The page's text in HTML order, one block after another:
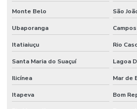
Monte Belo São
Ubaporanga
Itatiaiuçu Rio
Santa Maria do Suaçuí Lagoa
Ilicínea Mar de
Itapeva Bom